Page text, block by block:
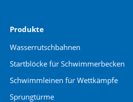
Produkte
Wasserrutschbahnen
Startblöcke für Schwimmerbecken
Schwimmleinen für Wettkämpfe
Sprungtürme